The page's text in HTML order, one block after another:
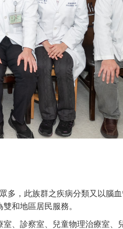
多，此族群之疾病分類又以腦
和地區居民服務。
、診察室、兒童物理治療室、